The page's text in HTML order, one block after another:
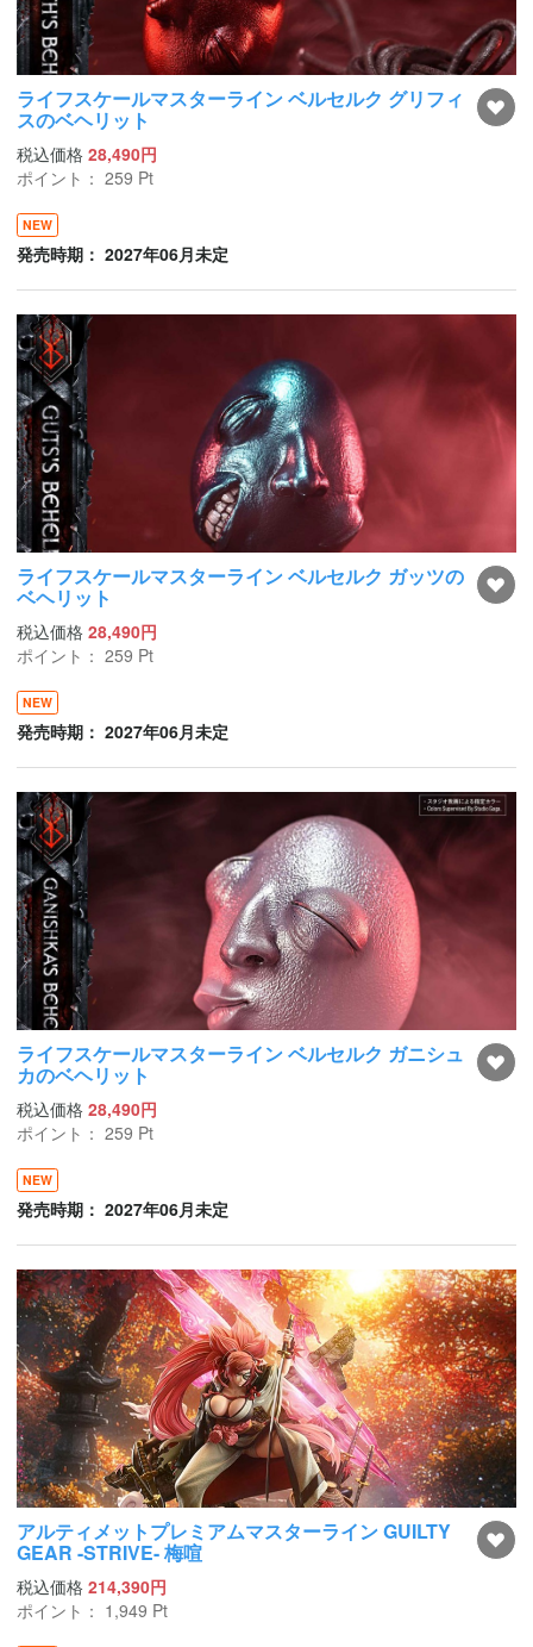
ライフスケールマスターライン ベルセルク グリフィ
スのベヘリット
税込価格 28,490円
ポイント： 259 Pt
NEW
発売時期： 2027年06月未定
ライフスケールマスターライン ベルセルク ガッツの
ベヘリット
税込価格 28,490円
ポイント： 259 Pt
NEW
発売時期： 2027年06月未定
ライフスケールマスターライン ベルセルク ガニシュ
カのベヘリット
税込価格 28,490円
ポイント： 259 Pt
NEW
発売時期： 2027年06月未定
アルティメットプレミアムマスターライン GUILTY
GEAR -STRIVE- 梅喧
税込価格 214,390円
ポイント： 1,949 Pt